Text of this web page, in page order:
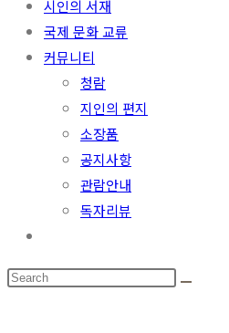
시인의 서재
국제 문화 교류
커뮤니티
청람
지인의 편지
소장품
공지사항
관람안내
독자리뷰